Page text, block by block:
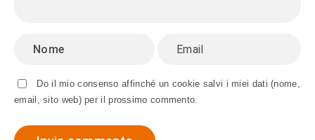
Do il mio consenso affinché un cookie salvi i miei dati (nome,
email, sito web) per il prossimo commento.